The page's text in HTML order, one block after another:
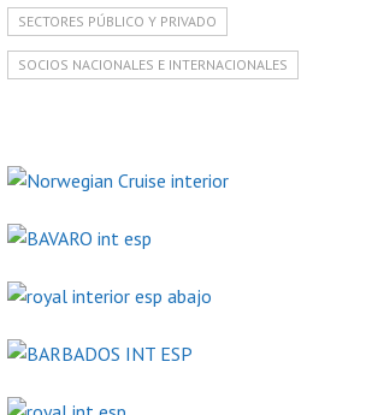
SECTORES PÚBLICO Y PRIVADO
SOCIOS NACIONALES E INTERNACIONALES